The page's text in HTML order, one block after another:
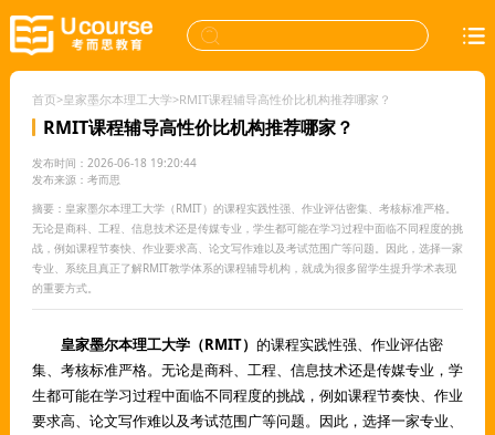
首页>皇家墨尔本理工大学>RMIT课程辅导高性价比机构推荐哪家？
RMIT课程辅导高性价比机构推荐哪家？
发布时间：2026-06-18 19:20:44
发布来源：考而思
摘要：皇家墨尔本理工大学（RMIT）的课程实践性强、作业评估密集、考核标准严格。
无论是商科、工程、信息技术还是传媒专业，学生都可能在学习过程中面临不同程度的挑
战，例如课程节奏快、作业要求高、论文写作难以及考试范围广等问题。因此，选择一家
专业、系统且真正了解RMIT教学体系的课程辅导机构，就成为很多留学生提升学术表现
的重要方式。
皇家墨尔本理工大学（RMIT） 的课程实践性强、作业评估密
集、考核标准严格。无论是商科、工程、信息技术还是传媒专业，学
生都可能在学习过程中面临不同程度的挑战，例如课程节奏快、作业
要求高、论文写作难以及考试范围广等问题。因此，选择一家专业、